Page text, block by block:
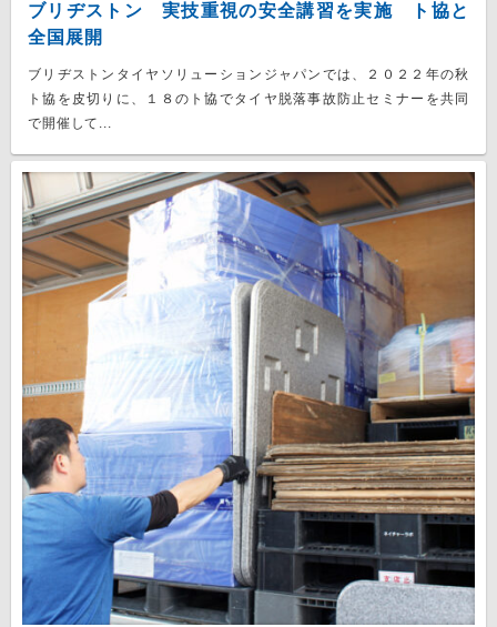
ブリヂストン 実技重視の安全講習を実施 ト協と
全国展開
ブリヂストンタイヤソリューションジャパンでは、２０２２年の秋
ト協を皮切りに、１８のト協でタイヤ脱落事故防止セミナーを共同
で開催して...